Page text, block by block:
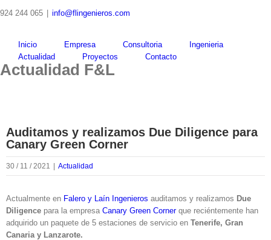
to
924 244 065 info@flingenieros.com
Inicio Empresa Consultoria
Ingenieria
Actualidad
Proyectos Contacto
Actualidad F&L
Auditamos y realizamos Due Diligence para
Canary Green Corner
30 / 11 / 2021 Actualidad
Actualmente en Falero y Laín Ingenieros auditamos y realizamos Due
Diligence para la empresa Canary Green Corner que reciéntemente han
adquirido un paquete de 5 estaciones de servicio en Tenerife, Gran
Canaria y Lanzarote.